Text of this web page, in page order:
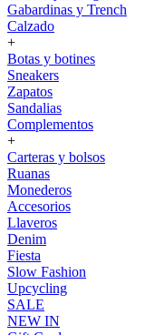
Gabardinas y Trench
Calzado
+
Botas y botines
Sneakers
Zapatos
Sandalias
Complementos
+
Carteras y bolsos
Ruanas
Monederos
Accesorios
Llaveros
Denim
Fiesta
Slow Fashion
Upcycling
SALE
NEW IN